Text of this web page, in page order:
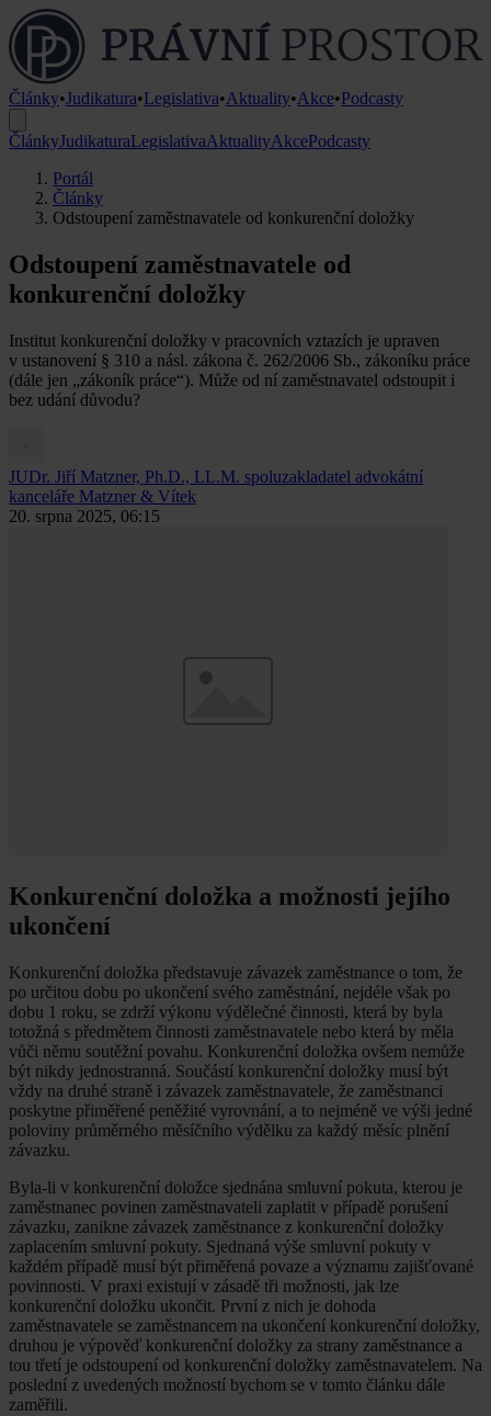
Články•Judikatura•Legislativa•Aktuality•Akce•Podcasty
ČlánkyJudikaturaLegislativaAktualityAkcePodcasty
Portál
Články
Odstoupení zaměstnavatele od konkurenční doložky
Odstoupení zaměstnavatele od
konkurenční doložky
Institut konkurenční doložky v pracovních vztazích je upraven
v ustanovení § 310 a násl. zákona č. 262/2006 Sb., zákoníku práce
(dále jen „zákoník práce“). Může od ní zaměstnavatel odstoupit i
bez udání důvodu?
JUDr. Jiří Matzner, Ph.D., LL.M. spoluzakladatel advokátní
kanceláře Matzner & Vítek
20. srpna 2025, 06:15
Konkurenční doložka a možnosti jejího
ukončení
Konkurenční doložka představuje závazek zaměstnance o tom, že
po určitou dobu po ukončení svého zaměstnání, nejdéle však po
dobu 1 roku, se zdrží výkonu výdělečné činnosti, která by byla
totožná s předmětem činnosti zaměstnavatele nebo která by měla
vůči němu soutěžní povahu. Konkurenční doložka ovšem nemůže
být nikdy jednostranná. Součástí konkurenční doložky musí být
vždy na druhé straně i závazek zaměstnavatele, že zaměstnanci
poskytne přiměřené peněžité vyrovnání, a to nejméně ve výši jedné
poloviny průměrného měsíčního výdělku za každý měsíc plnění
závazku.
Byla-li v konkurenční doložce sjednána smluvní pokuta, kterou je
zaměstnanec povinen zaměstnavateli zaplatit v případě porušení
závazku, zanikne závazek zaměstnance z konkurenční doložky
zaplacením smluvní pokuty. Sjednaná výše smluvní pokuty v
každém případě musí být přiměřená povaze a významu zajišťované
povinnosti. V praxi existují v zásadě tři možnosti, jak lze
konkurenční doložku ukončit. První z nich je dohoda
zaměstnavatele se zaměstnancem na ukončení konkurenční doložky,
druhou je výpověď konkurenční doložky za strany zaměstnance a
tou třetí je odstoupení od konkurenční doložky zaměstnavatelem. Na
poslední z uvedených možností bychom se v tomto článku dále
zaměřili.